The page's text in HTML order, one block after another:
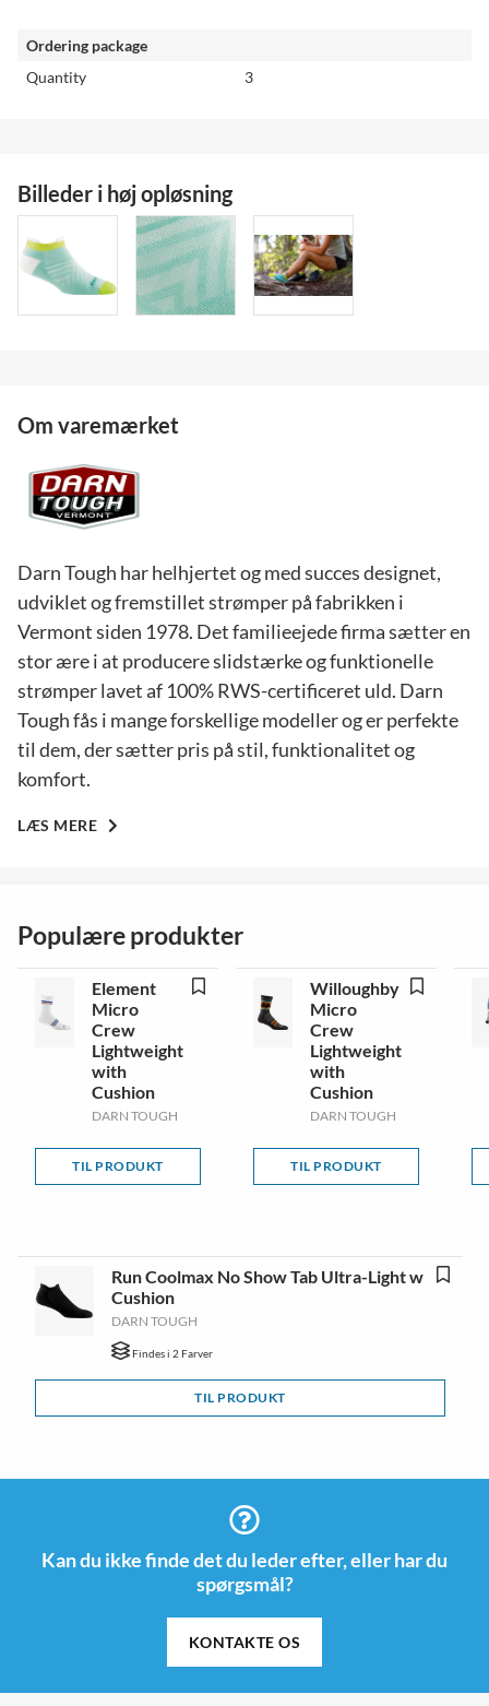
Ordering package
Quantity
3
Billeder i høj opløsning
Om varemærket
Darn Tough har helhjertet og med succes designet,
udviklet og fremstillet strømper på fabrikken i
Vermont siden 1978. Det familieejede firma sætter en
stor ære i at producere slidstærke og funktionelle
strømper lavet af 100% RWS-certificeret uld. Darn
Tough fås i mange forskellige modeller og er perfekte
til dem, der sætter pris på stil, funktionalitet og
komfort.
LÆS MERE
Populære produkter
Element
Micro
Crew
Lightweight
with
Cushion
DARN TOUGH
TIL PRODUKT
Willoughby
Micro
Crew
Lightweight
with
Cushion
DARN TOUGH
TIL PRODUKT
Run Coolmax No Show Tab Ultra-Light w
Cushion
DARN TOUGH
Findes i 2 Farver
TIL PRODUKT
Kan du ikke finde det du leder efter, eller har du
spørgsmål?
KONTAKTE OS